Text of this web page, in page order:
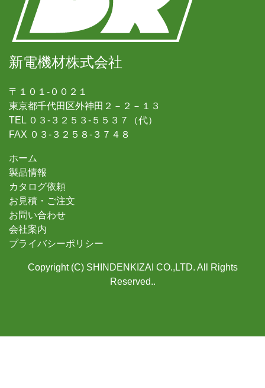
新電機材株式会社
〒１０１-００２１
東京都千代田区外神田２－２－１３
TEL ０３-３２５３-５５３７（代）
FAX ０３-３２５８-３７４８
ホーム
製品情報
カタログ依頼
お見積・ご注文
お問い合わせ
会社案内
プライバシーポリシー
Copyright (C) SHINDENKIZAI CO.,LTD. All Rights
Reserved..